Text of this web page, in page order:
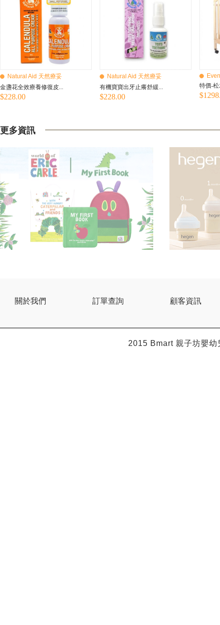
Natural Aid 天然療妥
金盞花全效療養修復皮...
$228.00
Natural Aid 天然療妥
有機寶寶出牙止癢舒緩...
$228.00
特價-
更多資訊
關於我們 訂單查詢 顧客資訊
2015 Bmart親子坊嬰幼